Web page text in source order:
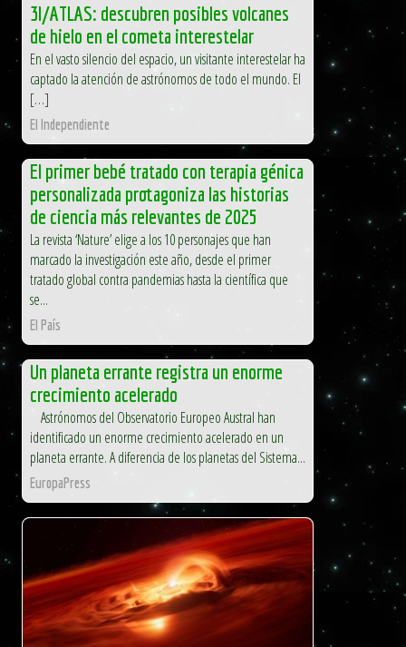
3I/ATLAS: descubren posibles volcanes
de hielo en el cometa interestelar
En el vasto silencio del espacio, un visitante interestelar ha
captado la atención de astrónomos de todo el mundo. El
[…]
El Independiente
El primer bebé tratado con terapia génica
personalizada protagoniza las historias
de ciencia más relevantes de 2025
La revista ‘Nature’ elige a los 10 personajes que han
marcado la investigación este año, desde el primer
tratado global contra pandemias hasta la científica que
se...
El País
Un planeta errante registra un enorme
crecimiento acelerado
Astrónomos del Observatorio Europeo Austral han
identificado un enorme crecimiento acelerado en un
planeta errante. A diferencia de los planetas del Sistema...
EuropaPress